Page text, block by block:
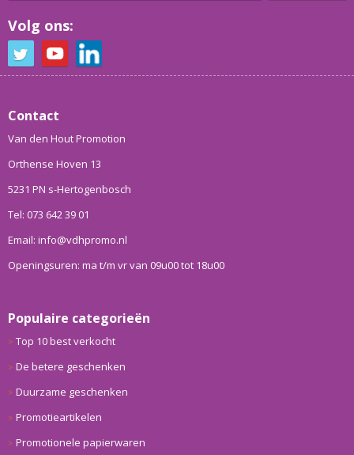
Volg ons:
Contact
Van den Hout Promotion
Orthense Hoven 13
5231 PN s-Hertogenbosch
Tel: 073 642 39 01
Email: info@vdhpromo.nl
Openingsuren: ma t/m vr van 09u00 tot 18u00
Populaire categorieën
Top 10 best verkocht
De betere geschenken
Duurzame geschenken
Promotieartikelen
Promotionele papierwaren